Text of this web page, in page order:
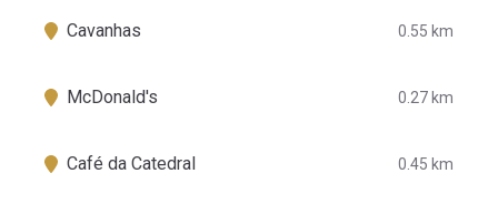
Cavanhas 0.55 km
McDonald's 0.27 km
Café da Catedral 0.45 km